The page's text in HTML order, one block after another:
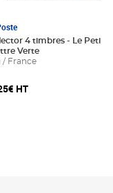
panier
4 timbres - Le Petit
Verte
/ France
HT